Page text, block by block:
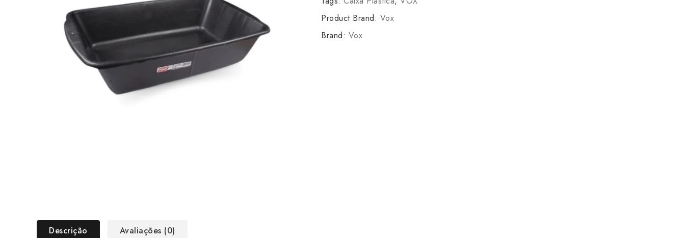
Product Brand: Vox
Brand: Vox
Descrição Avaliações (0)